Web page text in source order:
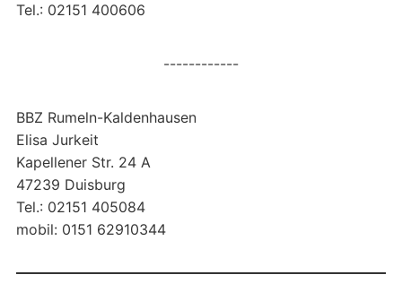
Tel.: 02151 400606
------------
BBZ Rumeln-Kaldenhausen
Elisa Jurkeit
Kapellener Str. 24 A
47239 Duisburg
Tel.: 02151 405084
mobil: 0151 62910344